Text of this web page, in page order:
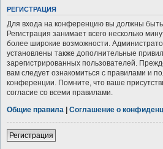
РЕГИСТРАЦИЯ
Для входа на конференцию вы должны быть
Регистрация занимает всего несколько
более широкие возможности.
установлены также дополнительные
зарегистрированных пользователей.
вам следует ознакомиться с правилами и
конференции. Помните, что ваше
согласие со всеми правилами.
Общие правила | Соглашение о
Регистрация